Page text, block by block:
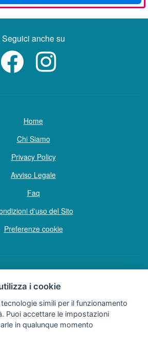
Seguici anche su
Home
Chi Siamo
Privacy Policy
Avviso Legale
Faq
d'uso del Sito
Preferenze cookie
© Tutti i diritti sono riservati
e coordinamento della F.lli Dionisi S.r.L.
unipersonale
n° 2 - 63822 P. S. Giorgio (FM)
i cookie
simili per il funzionamento
Puoi accettare le impostazioni
in qualunque momento